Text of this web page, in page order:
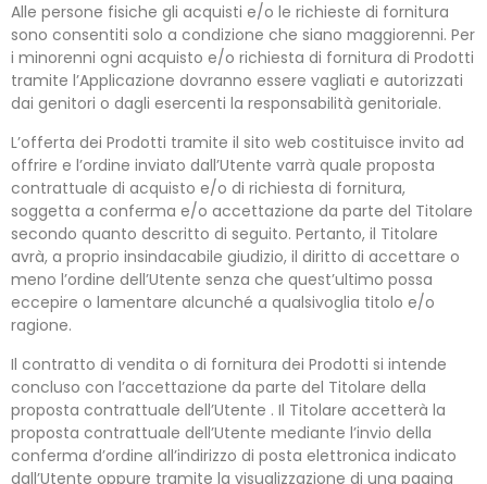
Alle persone fisiche gli acquisti e/o le richieste di fornitura
sono consentiti solo a condizione che siano maggiorenni. Per
i minorenni ogni acquisto e/o richiesta di fornitura di Prodotti
tramite l’Applicazione dovranno essere vagliati e autorizzati
dai genitori o dagli esercenti la responsabilità genitoriale.
L’offerta dei Prodotti tramite il sito web costituisce invito ad
offrire e l’ordine inviato dall’Utente varrà quale proposta
contrattuale di acquisto e/o di richiesta di fornitura,
soggetta a conferma e/o accettazione da parte del Titolare
secondo quanto descritto di seguito. Pertanto, il Titolare
avrà, a proprio insindacabile giudizio, il diritto di accettare o
meno l’ordine dell’Utente senza che quest’ultimo possa
eccepire o lamentare alcunché a qualsivoglia titolo e/o
ragione.
Il contratto di vendita o di fornitura dei Prodotti si intende
concluso con l’accettazione da parte del Titolare della
proposta contrattuale dell’Utente . Il Titolare accetterà la
proposta contrattuale dell’Utente mediante l’invio della
conferma d’ordine all’indirizzo di posta elettronica indicato
dall’Utente oppure tramite la visualizzazione di una pagina